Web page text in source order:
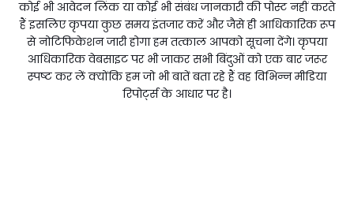
कोई भी आवेदन लिंक या कोई भी संबंध जानकारी की पोस्ट नहीं करते
हैं इसलिए कृपया कुछ समय इंतजार करें और जैसे ही आधिकारिक रूप
से नोटिफिकेशन जारी होगा हम तत्काल आपको सूचना देंगे। कृपया
आधिकारिक वेबसाइट पर भी जाकर सभी बिंदुओं को एक बार जरूर
स्पष्ट कर लें क्योंकि हम जो भी बातें बता रहे हैं वह विभिन्न मीडिया
रिपोर्ट्स के आधार पर है।